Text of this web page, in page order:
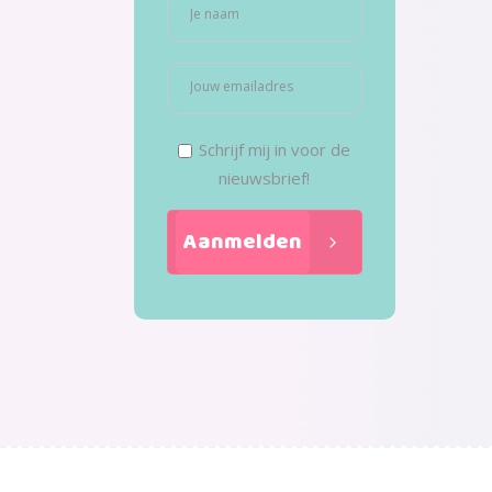
Schrijf mij in voor de
nieuwsbrief!